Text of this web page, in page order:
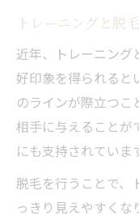
トレーニングと脱
近年、トレーニング
好印象を得られると
のラインが際立つこ
相手に与えることが
にも支持されていま
脱毛を行うことで、
っきり見えやすく